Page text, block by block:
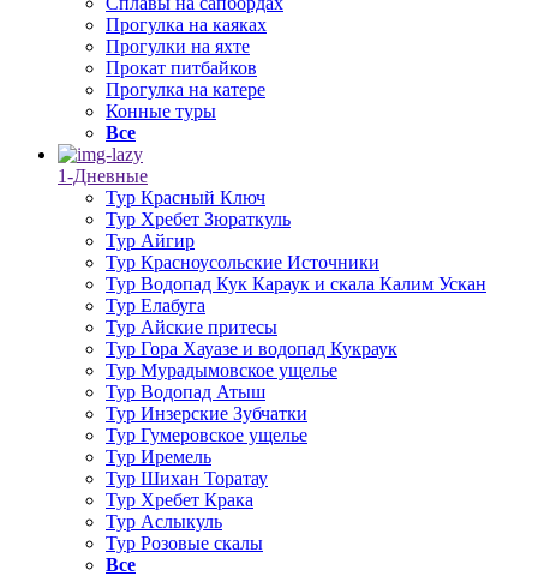
Прогулка на каяках
Прогулки на яхте
Прокат питбайков
Прогулка на катере
Конные туры
Все
1-Дневные
Тур Красный Ключ
Тур Хребет Зюраткуль
Тур Айгир
Тур Красноусольские Источники
Тур Водопад Кук Караук и скала Калим Ускан
Тур Елабуга
Тур Айские притесы
Тур Гора Хауазе и водопад Кукраук
Тур Мурадымовское ущелье
Тур Водопад Атыш
Тур Инзерские Зубчатки
Тур Гумеровское ущелье
Тур Иремель
Тур Шихан Торатау
Тур Хребет Крака
Тур Аслыкуль
Тур Розовые скалы
Все